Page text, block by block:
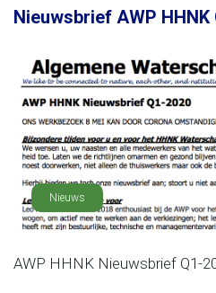
Nieuwsbrief AWP HHNK
Nieuws
AWP HHNK Nieuwsbrief Q1-